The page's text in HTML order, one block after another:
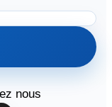
nous